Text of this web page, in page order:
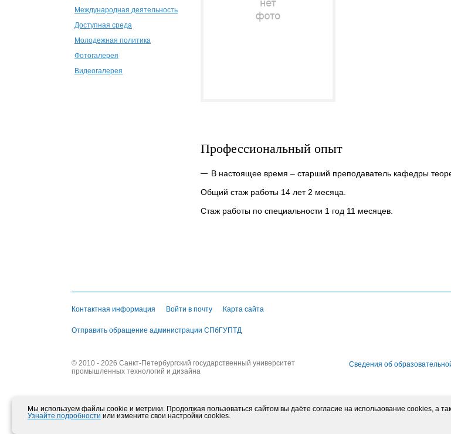
Международная деятельность
Доступная среда
Молодежная политика
Фотогалерея
Видеогалерея
Профессиональный опыт
В настоящее время – старший преподаватель кафедры
Общий стаж работы 14 лет 2 месяца.
Стаж работы по специальности 1 год 11 месяцев.
Контактная информация Войти в почту Карта сайта
Отправить обращение администрации СПбГУПТД
© 2010 - 2026 Санкт-Петербургский государственный университет
промышленных технологий и дизайна
Сведения об
Мы используем файлы cookie и метрики. Продолжая пользоваться сайтом вы даёте согласие на использование cookies, а
Узнайте подробности или измените свои настройки cookies.